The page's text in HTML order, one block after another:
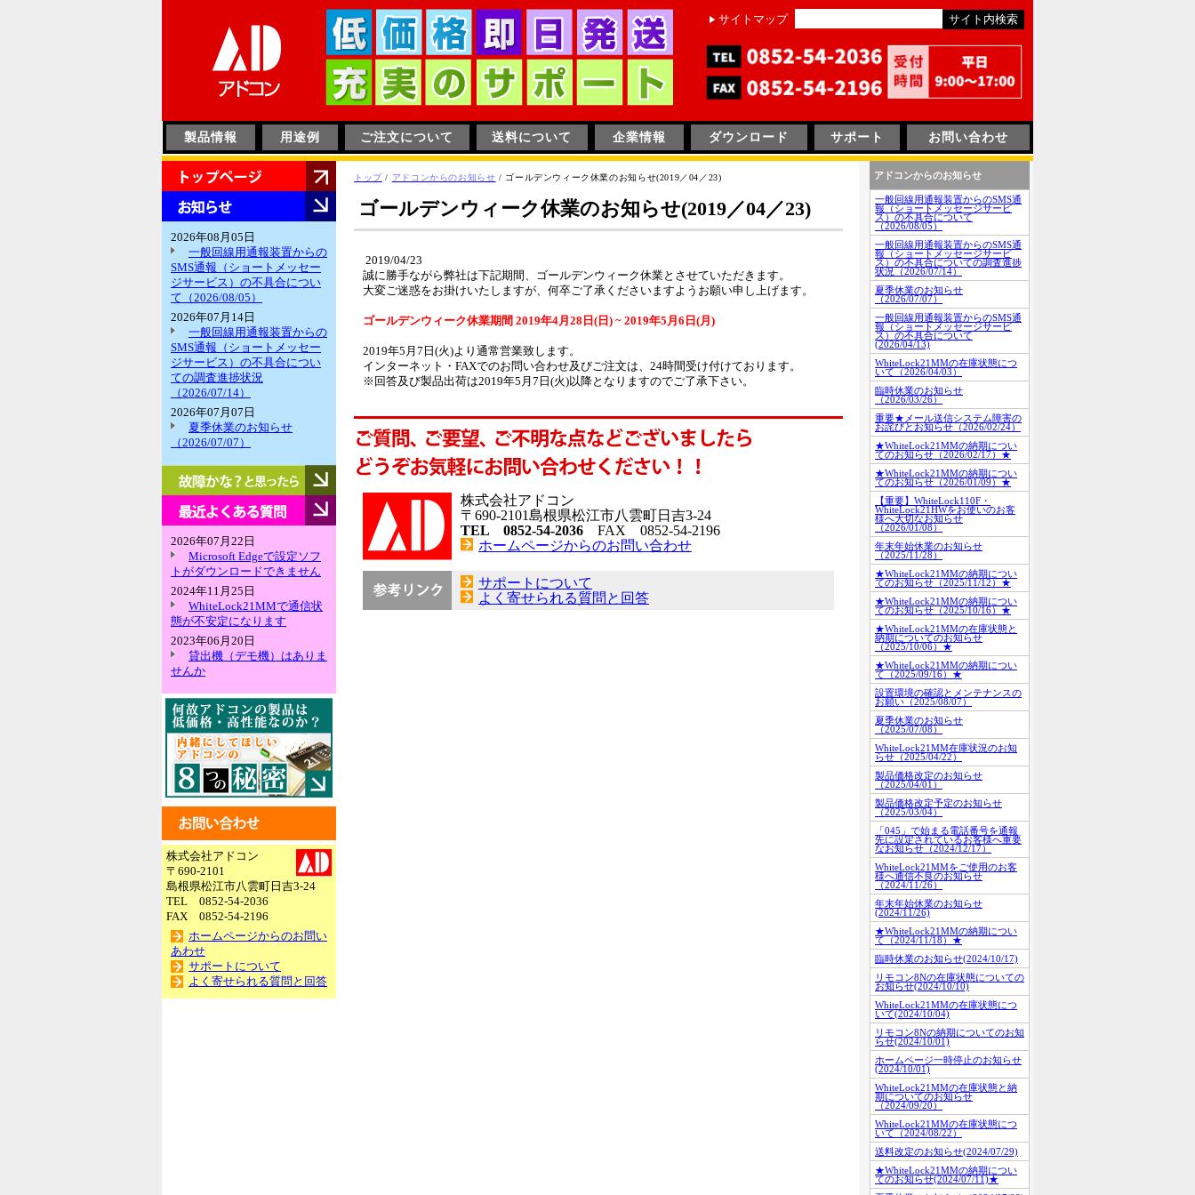
サイトマップ
製品情報 用途例 ご注文について 送料について 企業情報 ダウンロード サポート お問い合わせ
せ2026年08月05日
一般回線用通報装置からの
SMS通報（ショートメッセー
ジサービス）の不具合につい
て（2026/08/05）
2026年07月14日
一般回線用通報装置からの
SMS通報（ショートメッセー
ジサービス）の不具合につい
ての調査進捗状況
（2026/07/14）
2026年07月07日
夏季休業のお知らせ
（2026/07/07）
な？
思
っ
た
ら
く
あ
る
質
問
2026年07月22日
Microsoft Edgeで設定ソフ
トがダウンロードできません
2024年11月25日
WhiteLock21MMで通信状
態が不安定になります
2023年06月20日
貸出機（デモ機）はありま
せんか
株式会社アドコン
〒690-2101
島根県松江市八雲町日吉3-24
TEL 0852-54-2036
FAX 0852-54-2196
ホームページからのお問い
あわせ
サポートについて
よく寄せられる質問と回答
現
トップ/ アドコンからのお知らせ / ゴールデンウィーク休業のお知らせ(2019／04／23)
ゴールデンウィーク休業のお知らせ(2019／04／23)
2019/04/23
誠に勝手ながら弊社は下記期間、
ゴールデンウィーク休業とさせていただきます。
大変ご迷惑をお掛けいたしますが、何卒ご了承くださいますようお願い申し上げます。
ゴールデンウィーク休業期間 2019年4月28日(日) ~ 2019年5月6日(月)
2019年5月7日(火)より通常営業致します。
インターネット・FAXでのお問い合わせ及びご注文は、24時間受け付けております。
※回答及び製品出荷は2019年5月7日(火)以降となりますのでご了承下さい。
株式会社アドコン
〒690-2101島根県松江市八雲町日吉3-24
TEL 0852-54-2036 FAX 0852-54-2196
ホームページからのお問い合わせ
サポートについて
よく寄せられる質問と回答
アドコンからのお知らせ
一般回線用通報装置からのSMS通
報（ショートメッセージサービ
ス）の不具合について
（2026/08/05）
一般回線用通報装置からのSMS通
報（ショートメッセージサービ
ス）の不具合についての調査進捗
状況（2026/07/14）
夏季休業のお知らせ
（2026/07/07）
一般回線用通報装置からのSMS通
報（ショートメッセージサービ
ス）の不具合について
(2026/04/13)
WhiteLock21MMの在庫状態につ
いて（2026/04/03）
臨時休業のお知らせ
（2026/03/26）
重要★メール送信システム障害の
お詫びとお知らせ（2026/02/24）
★WhiteLock21MMの納期につい
てのお知らせ（2026/02/17）★
★WhiteLock21MMの納期につい
てのお知らせ（2026/01/09）★
【重要】WhiteLock110F・
WhiteLock21HWをお使いのお客
様へ大切なお知らせ
（2026/01/08）
年末年始休業のお知らせ
（2025/11/28）
★WhiteLock21MMの納期につい
てのお知らせ（2025/11/12）★
★WhiteLock21MMの納期につい
てのお知らせ（2025/10/16）★
★WhiteLock21MMの在庫状態と
納期についてのお知らせ
（2025/10/06）★
★WhiteLock21MMの納期につい
て（2025/09/16）★
設置環境の確認とメンテナンスの
お願い（2025/08/07）
夏季休業のお知らせ
（2025/07/08）
WhiteLock21MM在庫状況のお知
らせ（2025/04/22）
製品価格改定のお知らせ
（2025/04/01）
製品価格改定予定のお知らせ
（2025/03/04）
「045」で始まる電話番号を通報
先に設定されているお客様へ重要
なお知らせ（2024/12/17）
WhiteLock21MMをご使用のお客
様へ通信不良のお知らせ
（2024/11/26）
年末年始休業のお知らせ
(2024/11/26)
★WhiteLock21MMの納期につい
て（2024/11/18）★
臨時休業のお知らせ(2024/10/17)
リモコン8Nの在庫状態についての
お知らせ(2024/10/10)
WhiteLock21MMの在庫状態につ
いて(2024/10/04)
リモコン8Nの納期についてのお知
らせ(2024/10/01)
ホームページ一時停止のお知らせ
(2024/10/01)
WhiteLock21MMの在庫状態と納
期についてのお知らせ
（2024/09/20）
WhiteLock21MMの在庫状態につ
いて（2024/08/22）
送料改定のお知らせ(2024/07/29)
★WhiteLock21MMの納期につい
てのお知らせ(2024/07/11)★